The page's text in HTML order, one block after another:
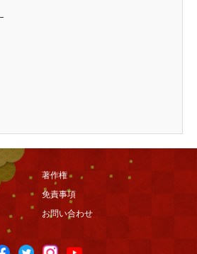
著作権
免責事項
お問い合わせ